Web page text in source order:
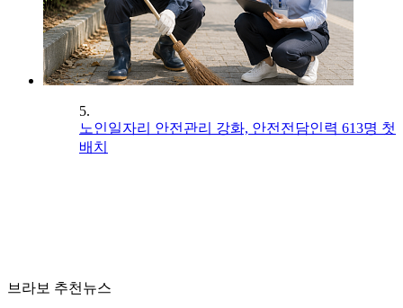
5.
노인일자리 안전관리 강화, 안전전담인력 613명 첫
배치
브라보 추천뉴스